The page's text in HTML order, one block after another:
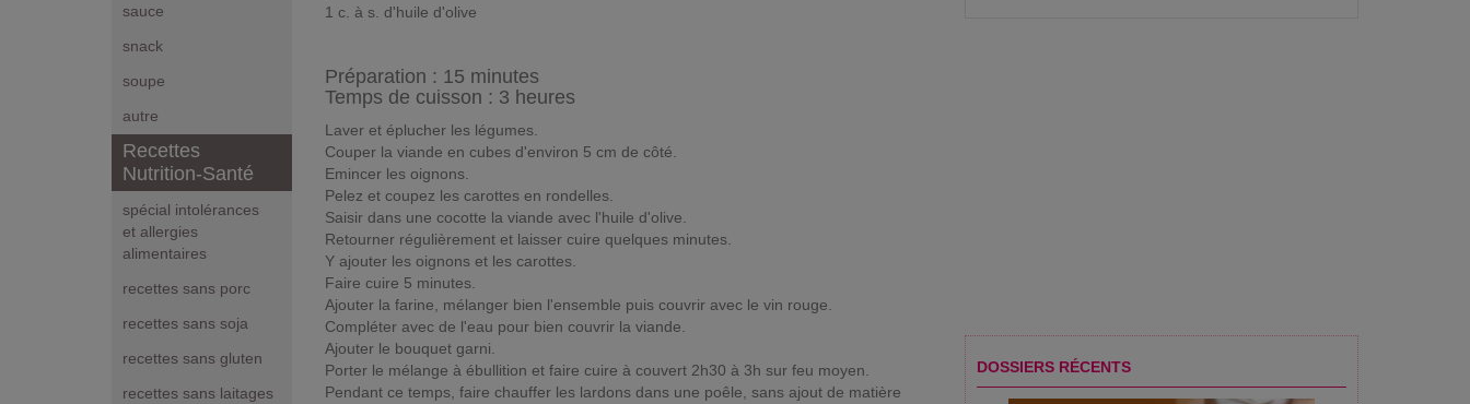
sauce
snack
soupe
autre
Recettes
Nutrition-Santé
spécial intolérances
et allergies
alimentaires
recettes sans porc
recettes sans soja
recettes sans gluten
recettes sans laitages
1 c. à s. d'huile d'olive
Préparation : 15 minutes
Temps de cuisson : 3 heures
Laver et éplucher les légumes.
Couper la viande en cubes d'environ 5 cm de côté.
Emincer les oignons.
Pelez et coupez les carottes en rondelles.
Saisir dans une cocotte la viande avec l'huile d'olive.
Retourner régulièrement et laisser cuire quelques minutes.
Y ajouter les oignons et les carottes.
Faire cuire 5 minutes.
Ajouter la farine, mélanger bien l'ensemble puis couvrir avec le vin rouge.
Compléter avec de l'eau pour bien couvrir la viande.
Ajouter le bouquet garni.
Porter le mélange à ébullition et faire cuire à couvert 2h30 à 3h sur feu moyen.
Pendant ce temps, faire chauffer les lardons dans une poêle, sans ajout de matière
DOSSIERS RÉCENTS